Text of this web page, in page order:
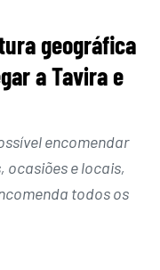
geográfica
a Tavira e
encomendar
ocasiões e locais,
todos os